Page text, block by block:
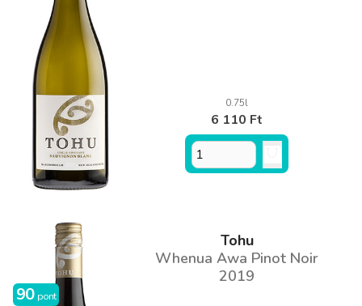
0.75l
6 110 Ft
90 pont
Tohu
Whenua Awa Pinot Noir
2019